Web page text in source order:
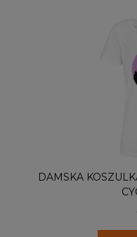
DAMSKA